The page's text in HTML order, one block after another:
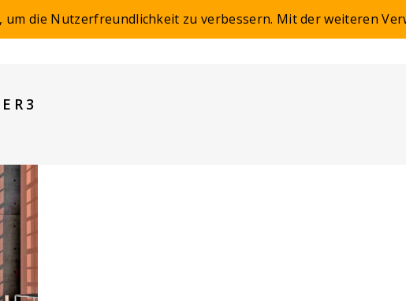
um die Nutzerfreundlichkeit zu verbessern. Mit der weiteren